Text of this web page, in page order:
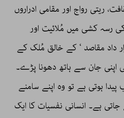
ریتی رواج اور مقامی ادراروں
رسہ کشی میں مُلائیت اور
داد مقاصد ‘ کے خالق مُلک کے
اپنی جان سے ہاتھ دھونا پڑے۔
ہوتی ہے تو وہ اپنے سامنے
جاتی ہے۔ انسانی نفسیات کا ایک